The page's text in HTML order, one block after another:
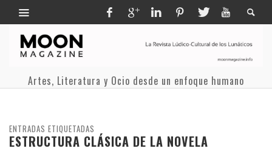
Artes, Literatura y Ocio desde un enfoque humano
ENTRADAS ETIQUETADAS
ESTRUCTURA CLÁSICA DE LA NOVELA